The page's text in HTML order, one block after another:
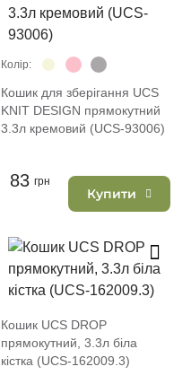
Колір:
Кошик для зберігання UCS
KNIT DESIGN прямокутний
3.3л кремовий (UCS-93006)
83 грн
Купити
Кошик UCS DROP
прямокутний, 3.3л біла
кістка (UCS-162009.3)